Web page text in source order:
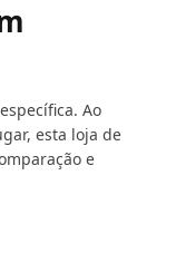
Ao
esta loja de
e